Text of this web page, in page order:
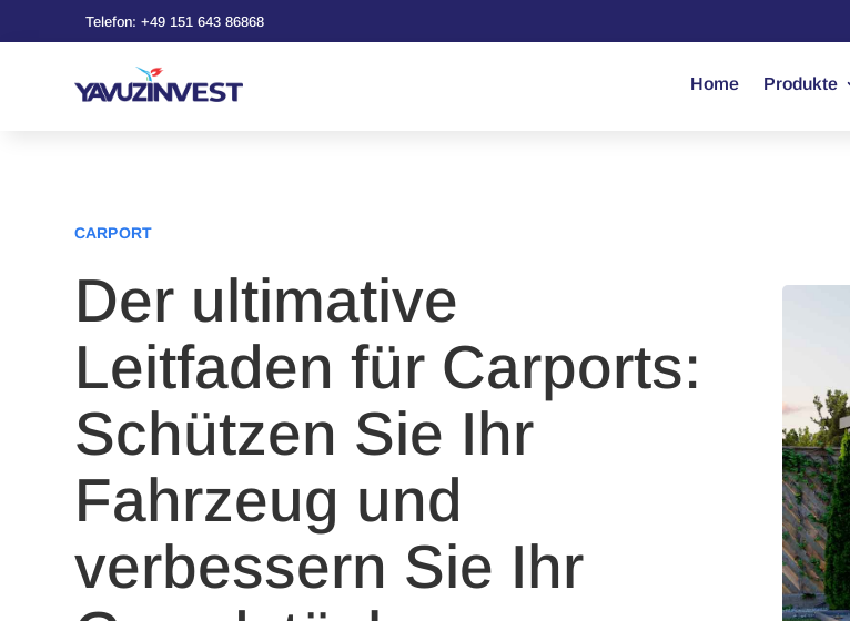
Telefon: +49 151 643 86868
Home Produkte
CARPORT
Der ultimative
Leitfaden für Carports:
Schützen Sie Ihr
Fahrzeug und
verbessern Sie Ihr